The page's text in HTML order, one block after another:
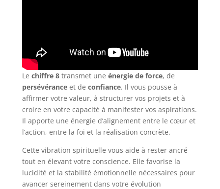
Le chiffre 8transmet une énergie de force, de
persévéranceet de confiance. Il vous pousse à
affirmer votre valeur, à structurer vos projets et à
croire en votre capacité à manifester vos aspirations.
Il apporte une énergie d’alignement entre le cœur et
l’action, entre la foi et la réalisation concrète.
Cette vibration spirituelle vous aide à rester ancré
tout en élevant votre conscience. Elle favorise la
lucidité et la stabilité émotionnelle nécessaires pour
avancer sereinement dans votre évolution